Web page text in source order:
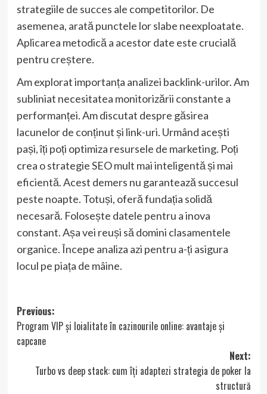
strategiile de succes ale competitorilor. De
asemenea, arată punctele lor slabe neexploatate.
Aplicarea metodică a acestor date este crucială
pentru creștere.
Am explorat importanța analizei backlink-urilor. Am
subliniat necesitatea monitorizării constante a
performanței. Am discutat despre găsirea
lacunelor de conținut și link-uri. Urmând acești
pași, îți poți optimiza resursele de marketing. Poți
crea o strategie SEO mult mai inteligentă și mai
eficientă. Acest demers nu garantează succesul
peste noapte. Totuși, oferă fundația solidă
necesară. Folosește datele pentru a inova
constant. Așa vei reuși să domini clasamentele
organice. Începe analiza azi pentru a-ți asigura
locul pe piața de mâine.
Post
navigation
Previous:
Program VIP și loialitate în cazinourile online: avantaje și
capcane
Next:
Turbo vs deep stack: cum îți adaptezi strategia de poker la
structură